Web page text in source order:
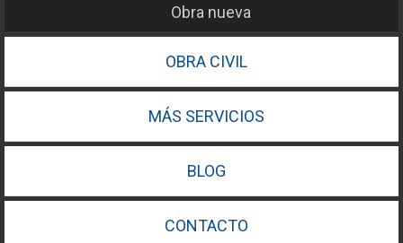
Obra nueva
OBRA CIVIL
MÁS SERVICIOS
BLOG
CONTACTO